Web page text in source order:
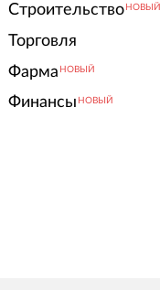
Строительство НОВЫЙ
Торговля
Фарма НОВЫЙ
Финансы НОВЫЙ